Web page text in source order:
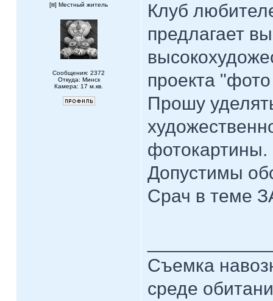
[ ] Местный житель
Сообщения: 2372
Откуда: Минск
Камера: 17 м.кв.
Клуб
предлагает
проекта
Прошу
фотокартины.
Допустимы
Срач в теме
Съемка
среде